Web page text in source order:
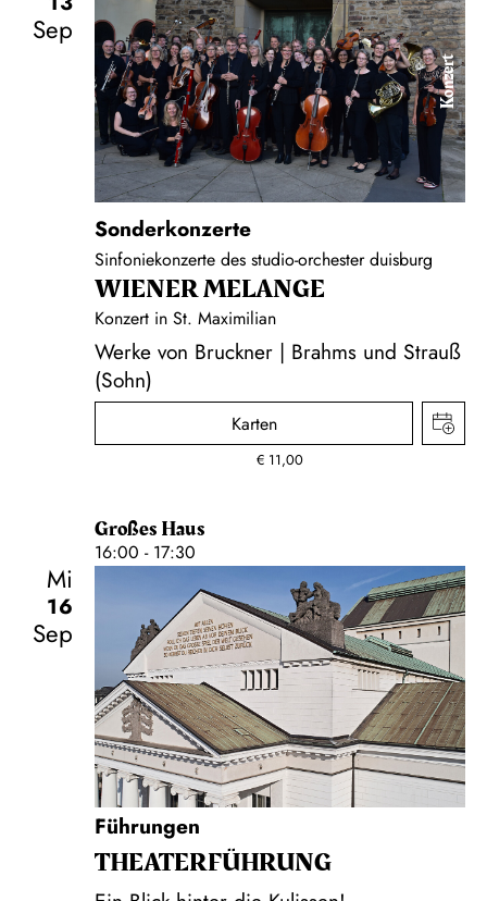
Sep
Konzert
Sonderkonzerte
Sinfoniekonzerte des studio-orchester duisburg
WIENER MELANGE
Konzert in St. Maximilian
Werke von Bruckner | Brahms und Strauß
(Sohn)
Karten
€ 11,00
Großes Haus
16:00 - 17:30
Mi
16
Sep
Führungen
THEATER­FÜHR­UNG